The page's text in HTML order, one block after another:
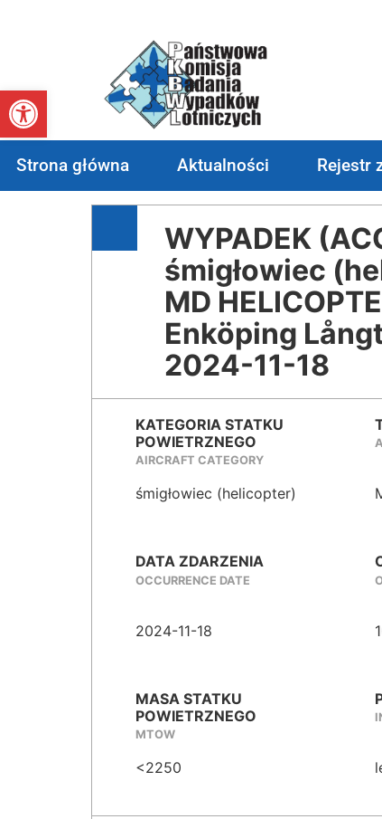
Otwórz pasek narzędzi
Strona główna Aktualności Rejestr
WYPADEK
śmigłowiec
MD
Enköping
2024-11-18
KATEGORIA STATKU
POWIETRZNEGO
AIRCRAFT CATEGORY
śmigłowiec (helicopter)
DATA ZDARZENIA
OCCURRENCE DATE
2024-11-18
MASA STATKU
POWIETRZNEGO
MTOW
<2250